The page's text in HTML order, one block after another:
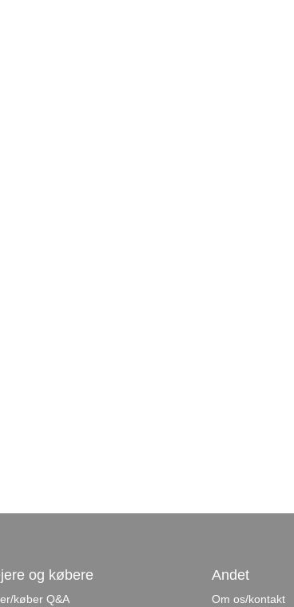
og købere
køber Q&A
Andet
Om os/kontakt